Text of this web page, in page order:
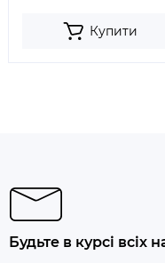
Купити
Будьте в курсі всіх